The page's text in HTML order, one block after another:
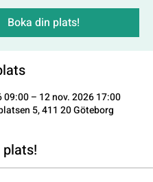
Boka din plats!
09:00 – 12 nov. 2026 17:00
5, 411 20 Göteborg
plats!